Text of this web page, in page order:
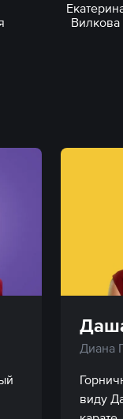
Вилкова
Диана
виду